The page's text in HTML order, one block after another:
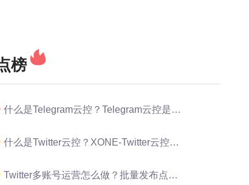
榜
什么是Telegram云控？Telegram云控是做什么的？
什么是Twitter云控？XONE-Twitter云控是做什么的？
Twitter多账号运营怎么做？批量发布点赞转发完整指南